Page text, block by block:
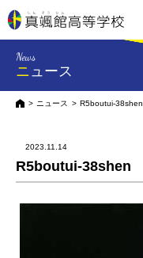
News
ニュース
HOMEニュース R5boutui-38shen
2023.11.14
R5boutui-38shen